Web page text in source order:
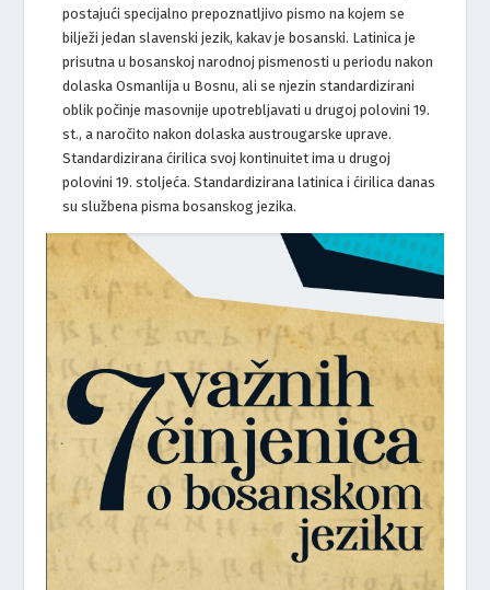
postajući specijalno prepoznatljivo pismo na kojem se
bilježi jedan slavenski jezik, kakav je bosanski. Latinica je
prisutna u bosanskoj narodnoj pismenosti u periodu nakon
dolaska Osmanlija u Bosnu, ali se njezin standardizirani
oblik počinje masovnije upotrebljavati u drugoj polovini 19.
st., a naročito nakon dolaska austrougarske uprave.
Standardizirana ćirilica svoj kontinuitet ima u drugoj
polovini 19. stoljeća. Standardizirana latinica i ćirilica danas
su službena pisma bosanskog jezika.